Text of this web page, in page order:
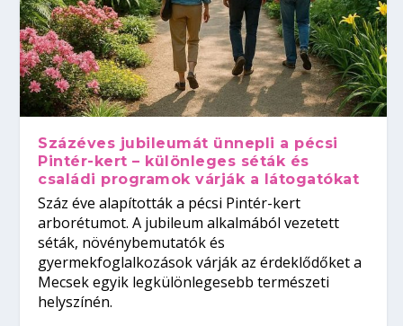
Százéves jubileumát ünnepli a pécsi
Pintér-kert – különleges séták és
családi programok várják a látogatókat
Száz éve alapították a pécsi Pintér-kert
arborétumot. A jubileum alkalmából vezetett
séták, növénybemutatók és
gyermekfoglalkozások várják az érdeklődőket a
Mecsek egyik legkülönlegesebb természeti
helyszínén.